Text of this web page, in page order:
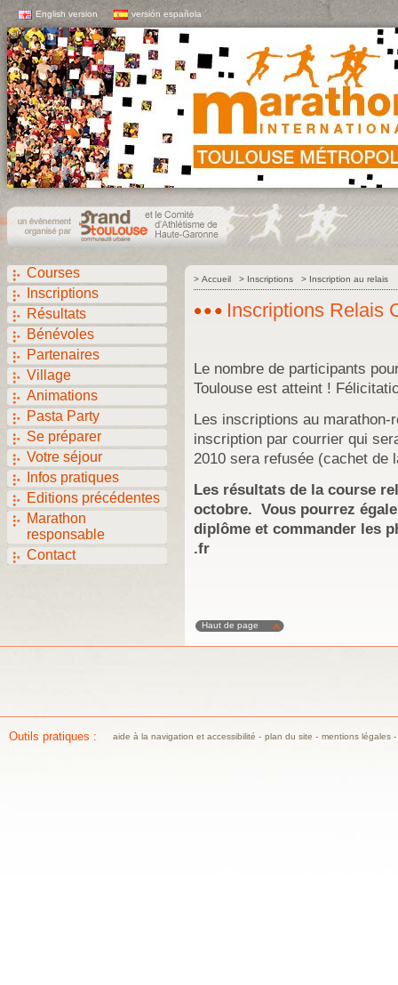
English version versión española
Courses
Inscriptions
Résultats
Bénévoles
Partenaires
Village
Animations
Pasta Party
Se préparer
Votre séjour
Infos pratiques
Editions précédentes
Marathon
responsable
Contact
> Accueil > Inscriptions > Inscription au relais
Inscriptions Relais
Le nombre de participants
Toulouse est atteint !
Les inscriptions au
inscription par courrier qui
2010 sera refusée (cachet de
Les résultats de la course
octobre. Vous pourrez
diplôme et commander les
.fr
Haut de page
Outils pratiques : aide à la navigation et accessibilité - plan du site - mentions légales -